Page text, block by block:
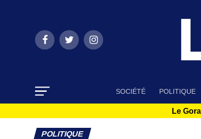
SOCIÉTÉ POLITIQUE
Le
POLITIQUE